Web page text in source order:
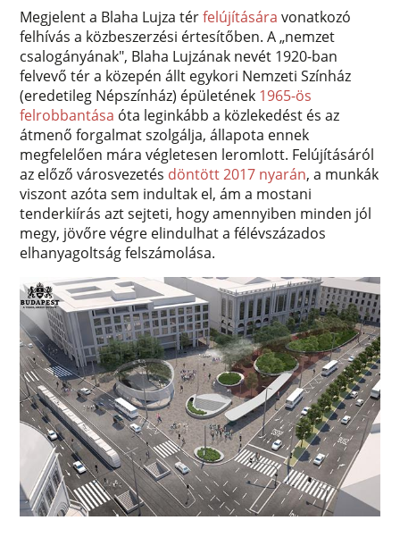
Megjelent a Blaha Lujza térfelújításáravonatkozó
felhívás a közbeszerzési értesítőben. A „nemzet
csalogányának", Blaha Lujzának nevét 1920-ban
felvevő tér a közepén állt egykori Nemzeti Színház
(eredetileg Népszínház) épületének 1965-ös
felrobbantása óta leginkább a közlekedést és az
átmenő forgalmat szolgálja, állapota ennek
megfelelően mára végletesen leromlott. Felújításáról
az előző városvezetés döntött 2017 nyarán, a munkák
viszont azóta sem indultak el, ám a mostani
tenderkiírás azt sejteti, hogy amennyiben minden jól
megy, jövőre végre elindulhat a félévszázados
elhanyagoltság felszámolása.